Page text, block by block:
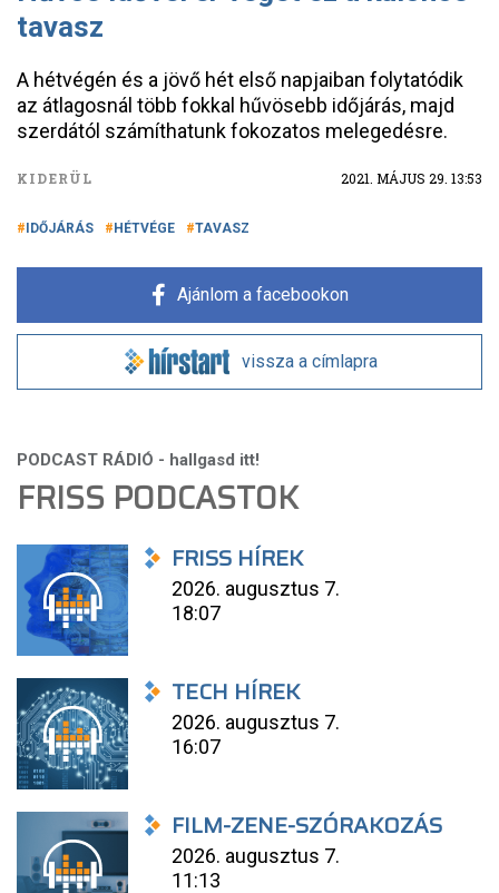
tavasz
A hétvégén és a jövő hét első napjaiban folytatódik
az átlagosnál több fokkal hűvösebb időjárás, majd
szerdától számíthatunk fokozatos melegedésre.
KIDERÜL 2021. MÁJUS 29. 13:53
IDŐJÁRÁS HÉTVÉGE TAVASZ
Ajánlom a facebookon
vissza a címlapra
FRISS PODCASTOK
FRISS HÍREK
2026. augusztus 7.
18:07
TECH HÍREK
2026. augusztus 7.
16:07
FILM-ZENE-SZÓRAKOZÁS
2026. augusztus 7.
11:13